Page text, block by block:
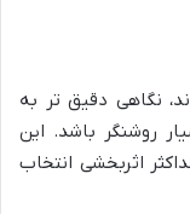
نگاهی دقیق تر به
روشنگر باشد. این
اثربخشی انتخاب